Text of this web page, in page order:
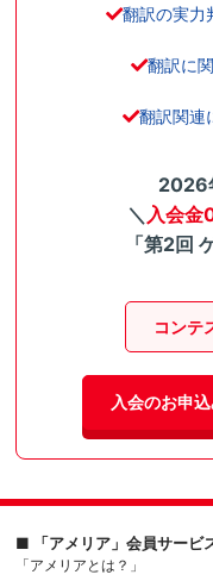
翻訳の実力
翻訳に
翻訳関連
2026
＼ 入会金
「第2回
コンテ
入会のお申
■ 「アメリア」会員サービ
「アメリアとは？」